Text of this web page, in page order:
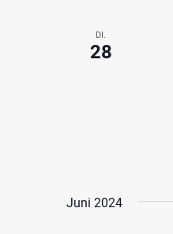
DI.
28
Juni 2024